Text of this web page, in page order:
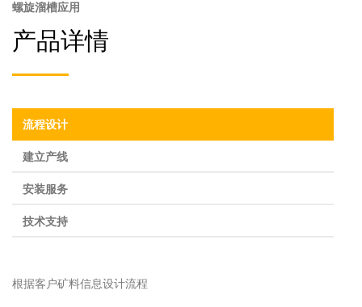
螺旋溜槽应用
产品详情
流程设计
建立产线
安装服务
技术支持
根据客户矿料信息设计流程